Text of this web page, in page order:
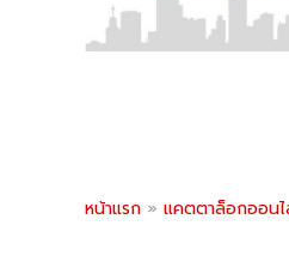
หน้าแรก » แคตตาล็อกออน